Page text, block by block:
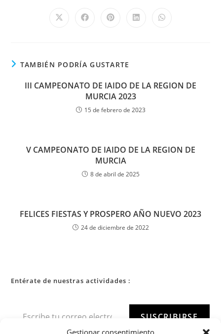
Gestionar consentimiento
TAMBIÉN PODRÍA GUSTARTE
III CAMPEONATO DE IAIDO DE LA REGION DE
MURCIA 2023
15 de febrero de 2023
V CAMPEONATO DE IAIDO DE LA REGION DE
MURCIA
8 de abril de 2025
FELICES FIESTAS Y PROSPERO AÑO NUEVO 2023
24 de diciembre de 2022
Entérate de nuestras actividades :
SUSCRIBIRSE